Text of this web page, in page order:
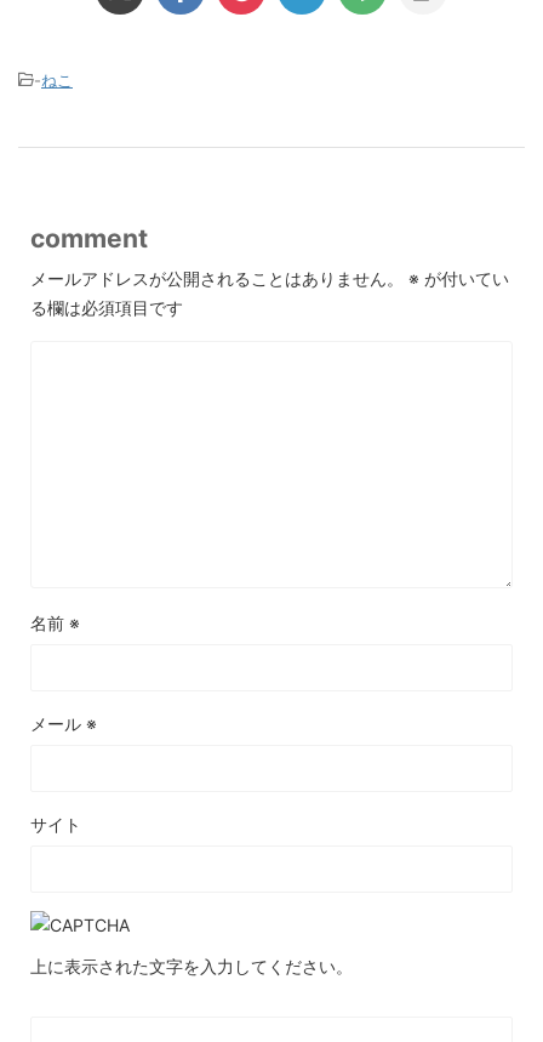
-ねこ
comment
メールアドレスが公開されることはありません。 ※ が付いてい
る欄は必須項目です
名前 ※
メール ※
サイト
上に表示された文字を入力してください。